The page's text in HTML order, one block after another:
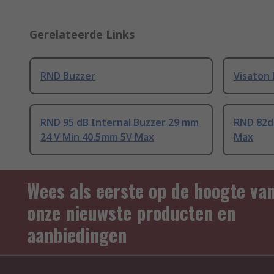
Gerelateerde Links
RND Buzzer Visaton
RND 95 dB Internal Buzzer 29 mm
24 V Min 40.5mm 5V Max
RND
Max
Wees als eerste op de hoogte
onze nieuwste producten en
aanbiedingen